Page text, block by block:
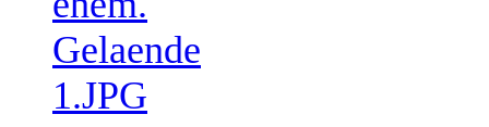
Gelaende
1.JPG